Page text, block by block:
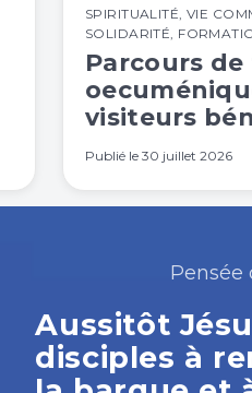
SPIRITUALITÉ ,VIE
SOLIDARITÉ
Parcours
visiteurs
Publié le 30 juillet 2026
Pensée
Aussitôt
disciples à